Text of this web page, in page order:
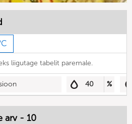
liigutage tabelit paremale.
40 %
arv - 10